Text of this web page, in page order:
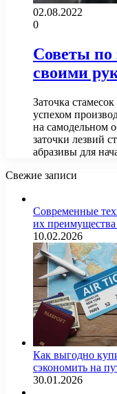
02.08.2022
0
Советы по
своими
Заточка
успехом
на самодельном
заточки лезвий
абразивы для
Свежие записи
Современные
их
10.02.2026
Как выгодно
сэкономить на
30.01.2026